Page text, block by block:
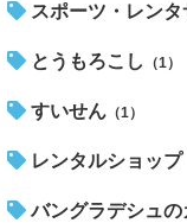
スポーツ・レン
とうもろこし （1）
すいせん （1）
レンタルショップ
バングラデシュの